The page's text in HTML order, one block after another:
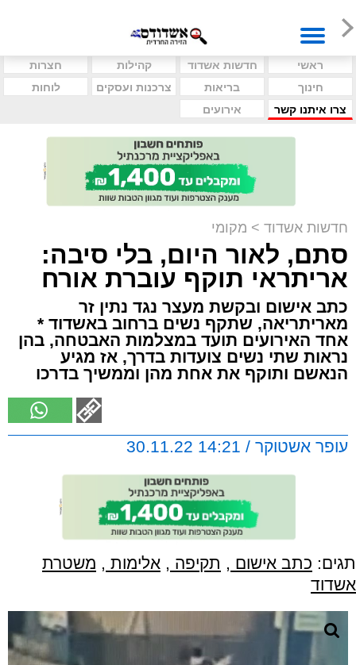
ראשי חדשות אשדוד קהילות
חצרות
חינוך
בריאות צרכנות ועסקים
לוחות
צרו איתנו קשר
אירועים
חדשות אשדוד > מקומי
סתם, לאור היום, בלי סיבה:
אריתראי תוקף עוברת אורח
כתב אישום ובקשת מעצר נגד נתין זר
מאריתריאה, שתקף נשים ברחוב באשדוד *
אחד האירועים תועד במצלמות האבטחה, בהן
נראות שתי נשים צועדות בדרך, אז מגיע
הנאשם ותוקף את אחת מהן וממשיך בדרכו
עופר אשטוקר / 14:21 30.11.22
תגים: כתב אישום , תקיפה , אלימות , משטרת
אשדוד